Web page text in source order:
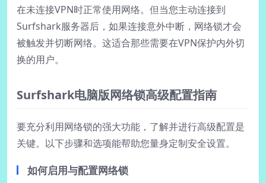
在未连接VPN时正常使用网络。但当您主动连接到
Surfshark服务器后，如果连接意外中断，网络锁才会
被触发并切断网络。这适合那些需要在VPN保护内外切
换的用户。
Surfshark电脑版网络锁高级配置指南
要充分利用网络锁的强大功能，了解并进行高级配置是
关键。以下步骤和选项能帮助您量身定制安全设置。
如何启用与配置网络锁